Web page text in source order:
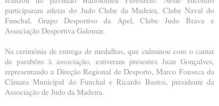
participaram atletas do Judo Clube da Madeira, Clube Naval do
Funchal, Grupo Desportivo da Apel, Clube Judo Brava e
Associação Desportiva Galomar.
Na cerimónia de entrega de medalhas, que culminou com o cantar
de parabéns à associação, estiveram presentes Juan Gonçalves,
representando a Direção Regional de Desporto, Marco Fonseca da
Câmara Municipal do Funchal e Ricardo Bastos, presidente da
Associação de Judo da Madeira.